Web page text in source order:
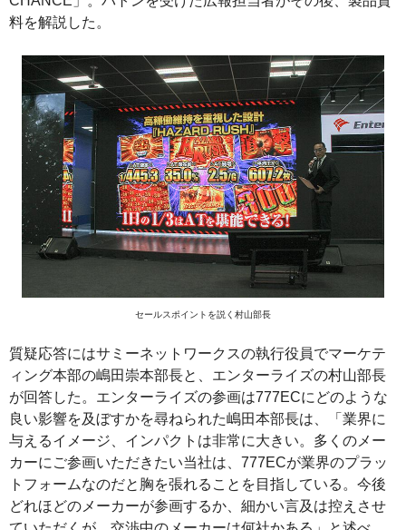
料を解説した。
セールスポイントを説く村山部長
質疑応答にはサミーネットワークスの執行役員でマーケテ
ィング本部の嶋田崇本部長と、エンターライズの村山部長
が回答した。エンターライズの参画は777ECにどのような
良い影響を及ぼすかを尋ねられた嶋田本部長は、「業界に
与えるイメージ、インパクトは非常に大きい。多くのメー
カーにご参画いただきたい当社は、777ECが業界のプラッ
トフォームなのだと胸を張れることを目指している。今後
どれほどのメーカーが参画するか、細かい言及は控えさせ